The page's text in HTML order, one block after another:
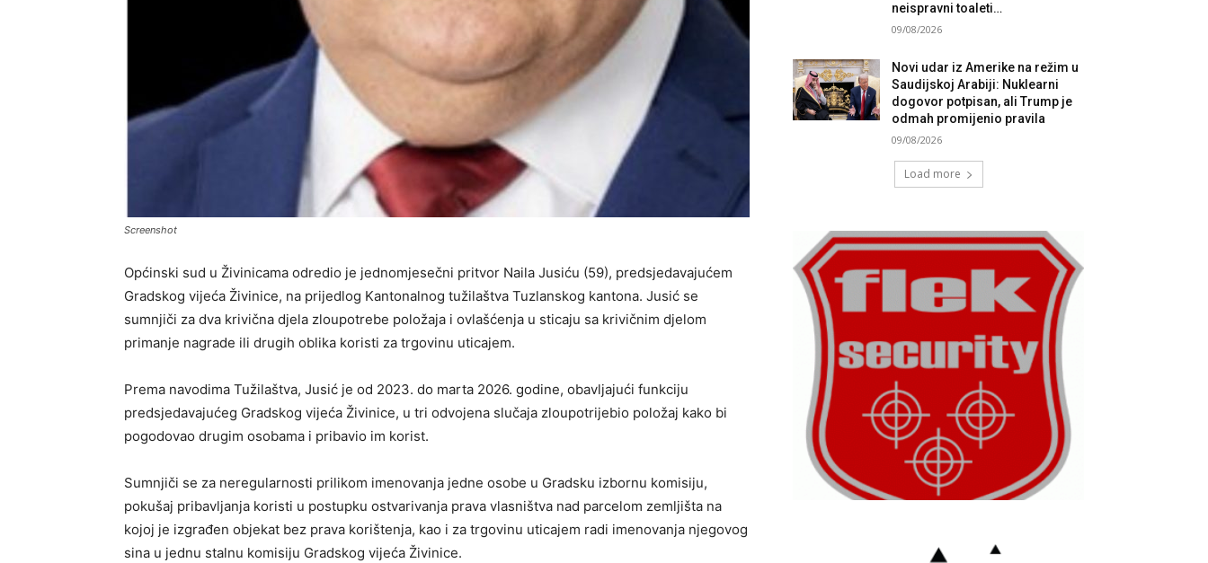
Screenshot
Općinski sud u Živinicama odredio je jednomjesečni pritvor Naila Jusiću (59), predsjedavajućem
Gradskog vijeća Živinice, na prijedlog Kantonalnog tužilaštva Tuzlanskog kantona. Jusić se
sumnjiči za dva krivična djela zloupotrebe položaja i ovlašćenja u sticaju sa krivičnim djelom
primanje nagrade ili drugih oblika koristi za trgovinu uticajem.
Prema navodima Tužilaštva, Jusić je od 2023. do marta 2026. godine, obavljajući funkciju
predsjedavajućeg Gradskog vijeća Živinice, u tri odvojena slučaja zloupotrijebio položaj kako bi
pogodovao drugim osobama i pribavio im korist.
Sumnjiči se za neregularnosti prilikom imenovanja jedne osobe u Gradsku izbornu komisiju,
pokušaj pribavljanja koristi u postupku ostvarivanja prava vlasništva nad parcelom zemljišta na
kojoj je izgrađen objekat bez prava korištenja, kao i za trgovinu uticajem radi imenovanja njegovog
sina u jednu stalnu komisiju Gradskog vijeća Živinice.
neispravni toaleti…
09/08/2026
Novi udar iz Amerike na režim u
Saudijskoj Arabiji: Nuklearni
dogovor potpisan, ali Trump je
odmah promijenio pravila
09/08/2026
Load more